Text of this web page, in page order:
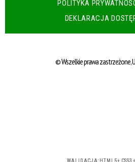
POLITYKA
DEKLARACJA
© Wszelkie prawa zastrzeżone,
WALIDACJA: HTML5+ CSS3 +